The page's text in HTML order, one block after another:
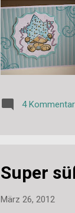
4
Super
März 26, 2012